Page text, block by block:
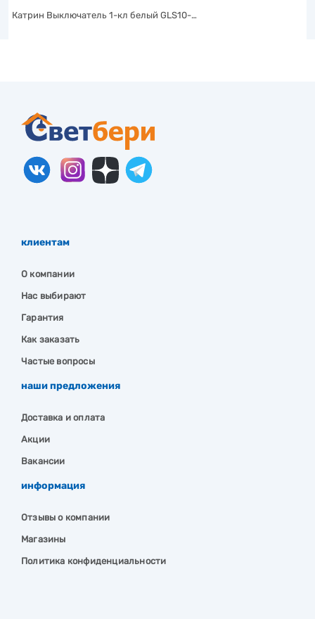
Катрин Выключатель 1-кл белый GLS10-…
клиентам
О компании
Нас выбирают
Гарантия
Как заказать
Частые вопросы
наши предложения
Доставка и оплата
Акции
Вакансии
информация
Отзывы о компании
Магазины
Политика конфиденциальности